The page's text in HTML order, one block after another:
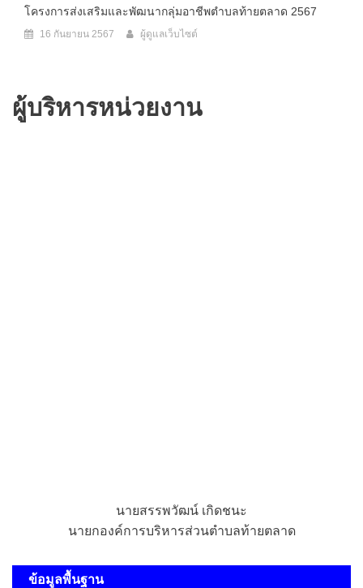
โครงการส่งเสริมและพัฒนากลุ่มอาชีพตำบลท้ายตลาด 2567
16 กันยายน 2567 ผู้ดูแลเว็บไซต์
ผู้บริหารหน่วยงาน
นายสรรพวัฒน์ เกิดชนะ
นายกองค์การบริหารส่วนตำบลท้ายตลาด
ข้อมูลพื้นฐาน